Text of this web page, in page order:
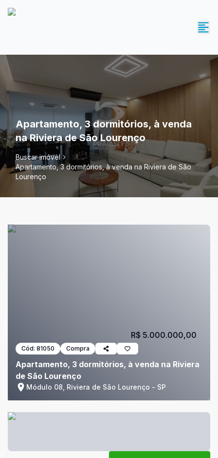
Apartamento, 3 dormitórios, à venda
na Riviera de São Lourenço
Buscar imóvel
Apartamento, 3 dormitórios, à venda na Riviera de São
Lourenço
Cód: 81050 Compra
Apartamento, 3 dormitórios, à venda na Riviera
de São Lourenço
Módulo 08, Riviera de São Lourenço - SP
R$ 5.000.000,00